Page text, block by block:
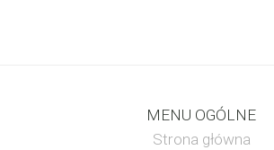
MENU OGÓLNE
Strona główna